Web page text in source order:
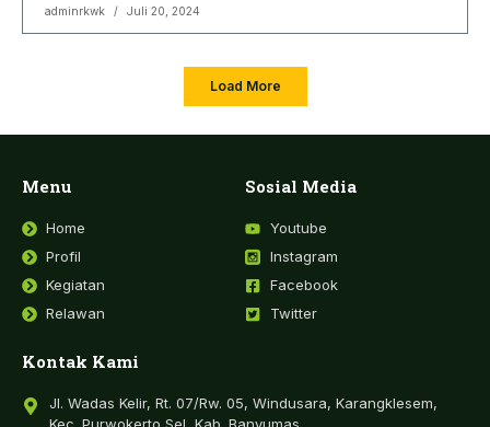
adminrkwk Juli 20, 2024
Load More
Menu
Home
Profil
Kegiatan
Relawan
Sosial Media
Youtube
Instagram
Facebook
Twitter
Kontak Kami
Jl. Wadas Kelir, Rt. 07/Rw. 05, Windusara, Karangklesem,